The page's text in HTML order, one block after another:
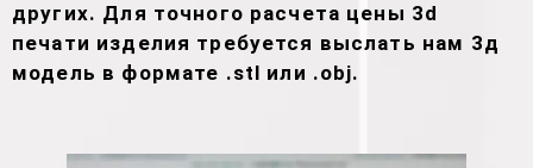
других. Для точного расчета цены 3d
печати изделия требуется выслать нам 3д
модель в формате .stl или .obj.